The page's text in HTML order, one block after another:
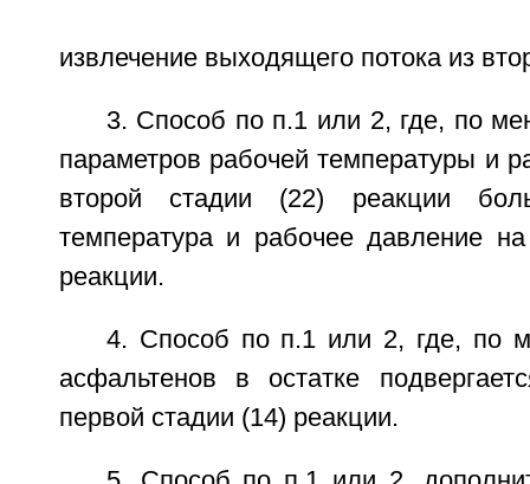
извлечение выходящего потока из
3. Способ по п.1 или 2, где, по
параметров рабочей температуры и
второй стадии (22) реакции
температура и рабочее давление
реакции.
4. Способ по п.1 или 2, где, по
асфальтенов в остатке
первой стадии (14) реакции.